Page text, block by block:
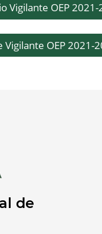
Vigilante OEP
OEP 2021-
de